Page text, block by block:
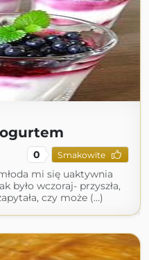
0 Smakowite
mi się uaktywnia
było wczoraj- przyszła,
czy może (...)